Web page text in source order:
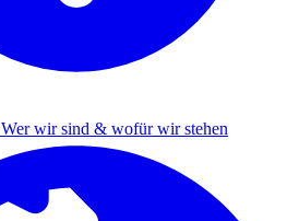
Wer wir sind & wofür wir stehen